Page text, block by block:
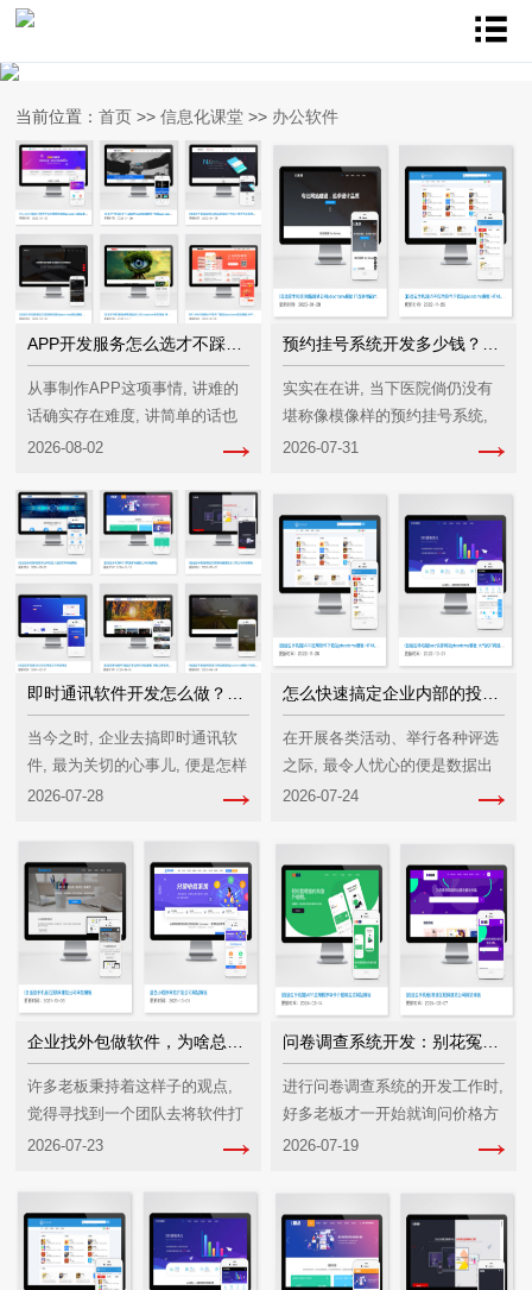
当前位置： 首页 >> 信息化课堂 >> 办公软件
APP开发服务怎么选才不踩坑？内行人说点实在的
从事制作APP这项事情, 讲难的
话确实存在难度, 讲简单的话也
着实较为简易。难的地方在于,
服务的公司, 其报价范围从几万
一直到几百万均有
2026-08-02
实实在在讲, 当下医院倘仍没有
堪称像模像样的预约挂号系统,
患者排队都排到走廊拐角处了,
是无济于事的。
2026-07-31
当今之时, 企业去搞即时通讯软
件, 最为关切的心事儿, 便是怎样
使之得以落地, 以及究竟要花销
发问, 诸如“能不能够达成? ”“价格
贵不贵? ”实···
2026-07-28
在开展各类活动、举行各种评选
之际, 最令人忧心的便是数据出
现紊乱以及存在刷票作弊之类状
投票系统的念头, 可是在寻觅外
包团队之时, 却碰到诸···
2026-07-24
企业找外包做软件，为啥总踩坑？揭秘软件定制开发服务的真相
许多老板秉持着这样子的观点,
觉得寻找到一个团队去将软件打
造出来就一切都没问题了。可是
点所在并非单纯地去开展代码的
堆砌
2026-07-23
问卷调查系统开发：别花冤枉钱，这几点是关键
进行问卷调查系统的开发工作时,
好多老板才一开始就询问价格方
面。事实上这个问题没什么办法
业的需求差距过于巨大的缘故。
有的仅仅只需用于简···
2026-07-19